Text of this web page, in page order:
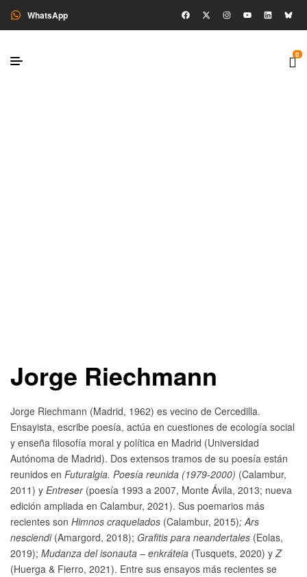
WhatsApp
0
Jorge Riechmann
Jorge Riechmann (Madrid, 1962) es vecino de Cercedilla.
Ensayista, escribe poesía, actúa en cuestiones de ecología social
y enseña filosofía moral y política en Madrid (Universidad
Autónoma de Madrid). Dos extensos tramos de su poesía están
reunidos en Futuralgia. Poesía reunida (1979-2000) (Calambur,
2011) y Entreser(poesía 1993 a 2007, Monte Ávila, 2013; nueva
edición ampliada en Calambur, 2021). Sus poemarios más
recientes son Himnos craquelados (Calambur, 2015); Ars
nesciendi (Amargord, 2018); Grafitis para neandertales (Eolas,
2019); Mudanza del isonauta – enkráteia (Tusquets, 2020) yZ
(Huerga & Fierro, 2021). Entre sus ensayos más recientes se